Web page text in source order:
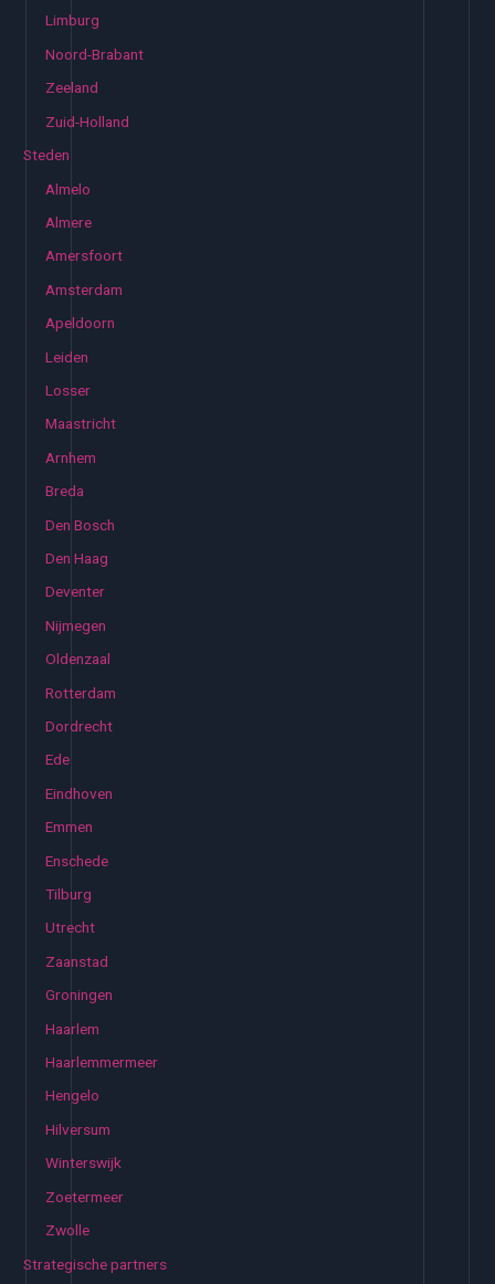
Limburg
Noord-Brabant
Zeeland
Zuid-Holland
Steden
Almelo
Almere
Amersfoort
Amsterdam
Apeldoorn
Leiden
Losser
Maastricht
Arnhem
Breda
Den Bosch
Den Haag
Deventer
Nijmegen
Oldenzaal
Rotterdam
Dordrecht
Ede
Eindhoven
Emmen
Enschede
Tilburg
Utrecht
Zaanstad
Groningen
Haarlem
Haarlemmermeer
Hengelo
Hilversum
Winterswijk
Zoetermeer
Zwolle
Strategische partners